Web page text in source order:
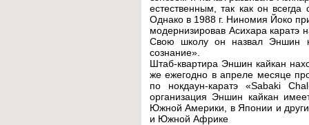
естественным, так как он
Однако в 1988 г. Ниномия Йоко
модернизировав Асихара каратэ
Свою школу он назвал Эншин
сознание».
Штаб-квартира Эншин кайкан
же ежегодно в апреле месяце
по нокдаун-каратэ «Sabaki
организация Эншин кайкан
Южной Америки, в Японии и
и Южной Африке